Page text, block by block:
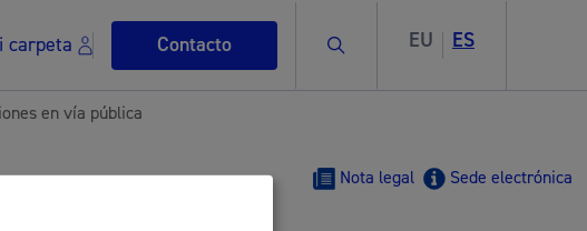
carpeta Contacto Buscar EU ES
en vía pública
Sede electrónica
Nota legal